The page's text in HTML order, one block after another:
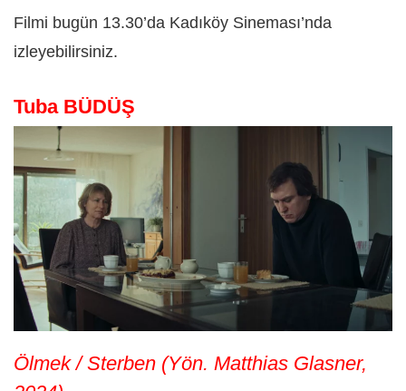
Filmi bugün 13.30’da Kadıköy Sineması’nda
izleyebilirsiniz.
Tuba BÜDÜŞ
Ölmek / Sterben (Yön. Matthias Glasner,